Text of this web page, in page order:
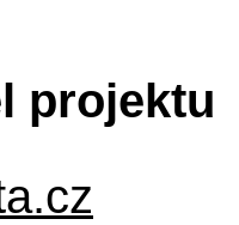
projektu